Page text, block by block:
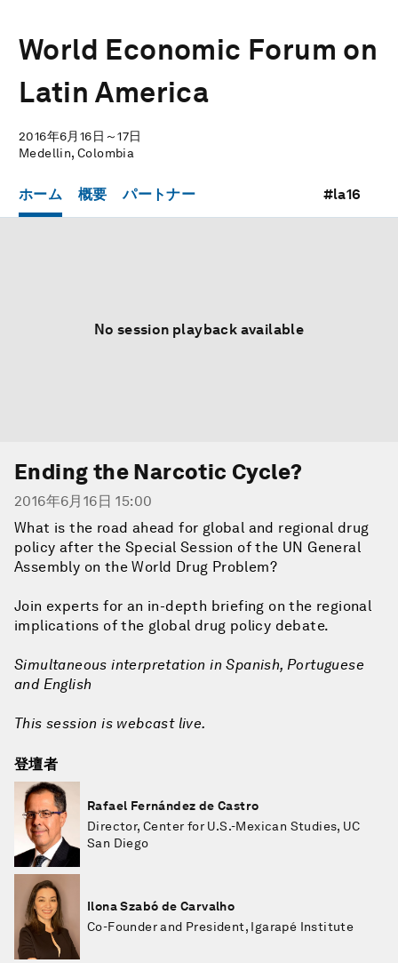
World Economic Forum on
Latin America
2016年6月16日～17日
Medellin, Colombia
ホーム 概要 パートナー #la16
No session playback available
Ending the Narcotic Cycle?
2016年6月16日 15:00
What is the road ahead for global and regional drug
policy after the Special Session of the UN General
Assembly on the World Drug Problem?
Join experts for an in-depth briefing on the regional
implications of the global drug policy debate.
Simultaneous interpretation in Spanish, Portuguese
and English
This session is webcast live.
登壇者
Rafael Fernández de Castro
Director, Center for U.S.-Mexican Studies, UC
San Diego
Ilona Szabó de Carvalho
Co-Founder and President, Igarapé Institute